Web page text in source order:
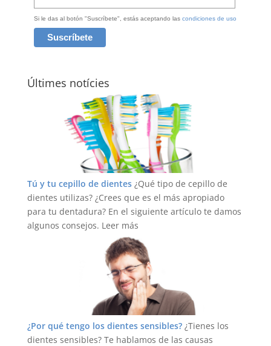
Si le das al botón "Suscríbete", estás aceptando las condiciones de uso
Últimes notícies
Tú y tu cepillo de dientes ¿Qué tipo de cepillo de
dientes utilizas? ¿Crees que es el más apropiado
para tu dentadura? En el siguiente artículo te damos
algunos consejos. Leer más
¿Por qué tengo los dientes sensibles? ¿Tienes los
dientes sensibles? Te hablamos de las causas